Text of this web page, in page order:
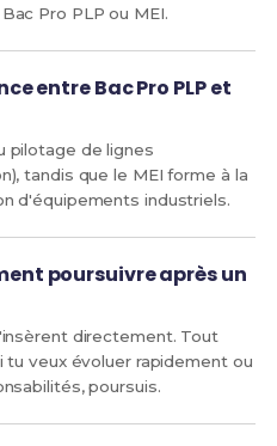
Pro PLP ou MEI.
entre Bac Pro PLP et
pilotage de lignes
tandis que le MEI forme à la
d'équipements industriels.
poursuivre après un
directement. Tout
veux évoluer rapidement ou
poursuis.